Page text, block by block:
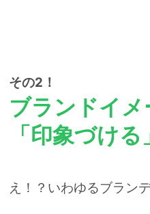
その2！
ブランドイ
「印象づける
え！？いわゆるブラン